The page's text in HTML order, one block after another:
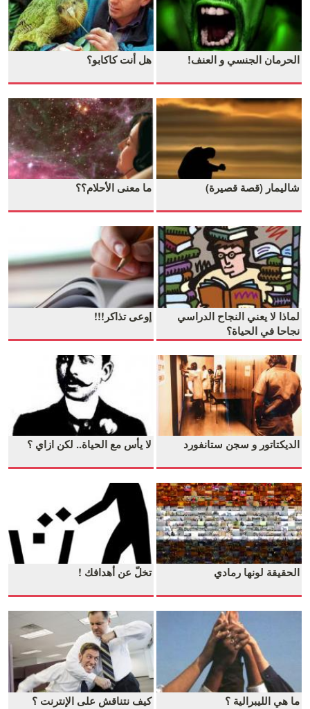
الحرمان الجنسي و العنف! هل أنت كاكابو؟
شاليمار (قصة قصيرة) ما معنى الأحلام؟؟
لماذا لا يعني النجاح الدراسي
نجاحا في الحياة؟
إوعى تذاكر!!!
الديكتاتور و سجن ستانفورد لا يأس مع الحياة.. لكن ازاي ؟
الحقيقة لونها رمادي تخلّ عن أهدافك !
ما هي الليبرالية ؟ كيف نتناقش على الإنترنت ؟